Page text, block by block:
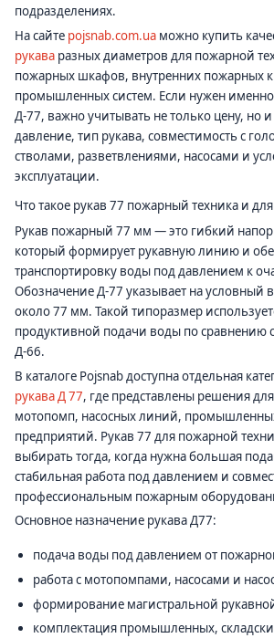
подразделениях.
На сайте pojsnab.com.ua можно купить
рукава разных диаметров для пожарной
пожарных шкафов, внутренних пожарных
промышленных систем. Если нужен
Д-77, важно учитывать не только цену, но
давление, тип рукава, совместимость с
стволами, разветвлениями, насосами и
эксплуатации.
Что такое рукав 77 пожарный техника и
Рукав пожарный 77 мм — это гибкий
который формирует рукавную линию и
транспортировку воды под давлением к
Обозначение Д-77 указывает на условный
около 77 мм. Такой типоразмер
продуктивной подачи воды по сравнению
Д-66.
В каталоге Pojsnab доступна отдельная
рукава Д 77, где представлены решения
мотопомп, насосных линий,
предприятий. Рукав 77 для пожарной
выбирать тогда, когда нужна большая
стабильная работа под давлением и
профессиональным пожарным
Основное назначение рукава Д77:
подача воды под давлением от
работа с мотопомпами, насосами и
формирование магистральной
комплектация промышленных,